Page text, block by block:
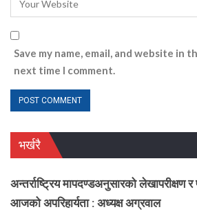
Save my name, email, and website in
next time I comment.
भर्खरै
अन्तर्राष्ट्रिय मापदण्डअनुसारको लेखापरीक्षण
आजको अपरिहार्यता : अध्यक्ष अग्रवाल